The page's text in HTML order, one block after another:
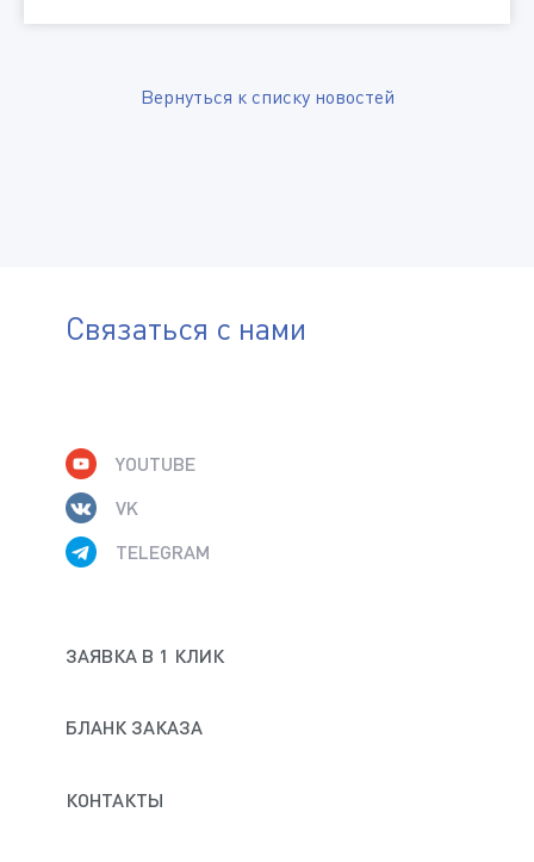
Вернуться к списку новостей
Связаться с нами
ЗАЯВКА В 1 КЛИК
БЛАНК ЗАКАЗА
КОНТАКТЫ
YOUTUBE
VK
TELEGRAM